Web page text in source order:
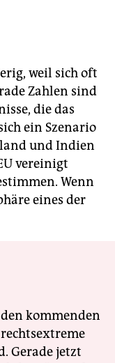
weil sich oft
Zahlen sind
die das
ein Szenario
und Indien
vereinigt
Wenn
eines der
kommenden
Gerade jetzt